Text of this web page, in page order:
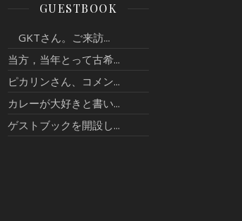
GUESTBOOK
GKTさん。ご来訪...
当方，当年とって古希...
ピカリンさん、コメン...
カレーが大好きと書い...
ゲストブックを開設し...